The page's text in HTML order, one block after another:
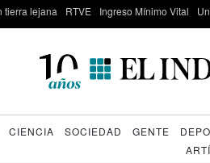
tierra lejana RTVE Ingreso Mínimo Vital
CIENCIA SOCIEDAD GENTE